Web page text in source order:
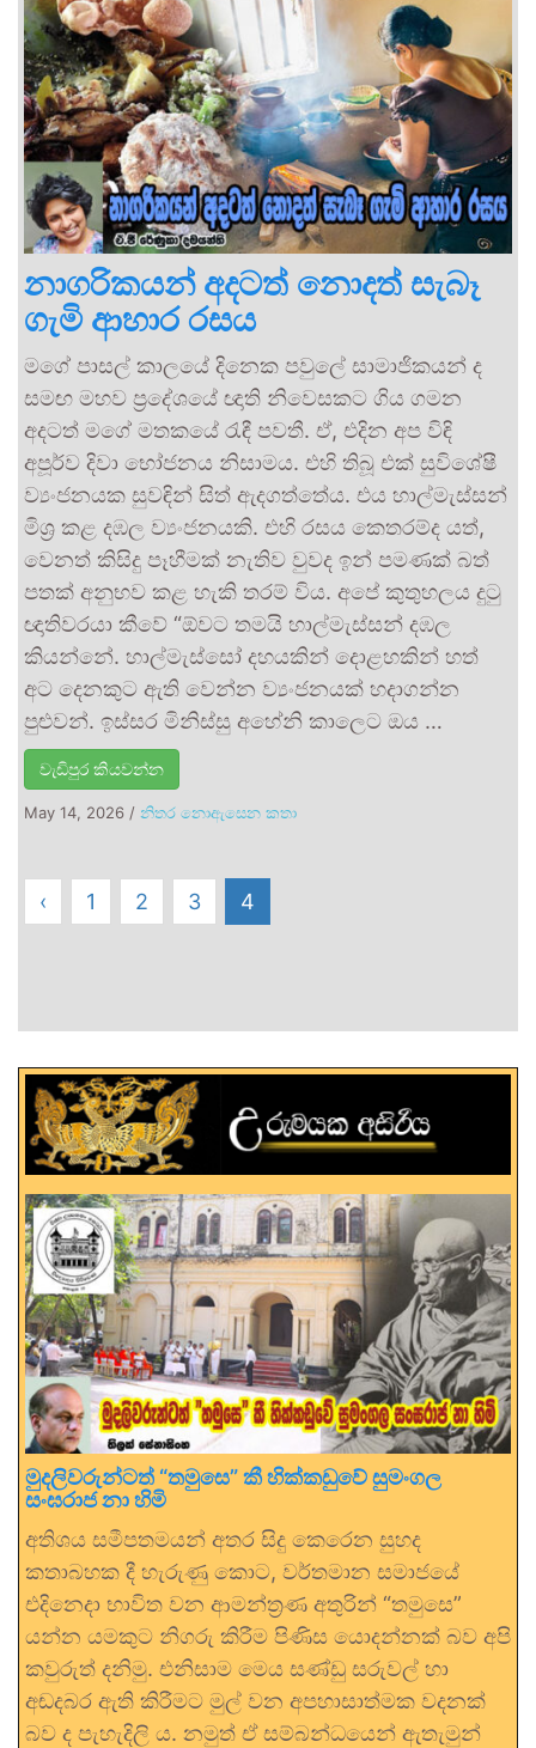
නාගරිකයන් අදටත් නොදත් සැබෑ
ගැමි ආහාර රසය
මගේ පාසල් කාලයේ දිනෙක පවුලේ සාමාජිකයන් ද
සමඟ මහව ප්‍රදේශයේ ඥාති නිවෙසකට ගිය ගමන
අදටත් මගේ මතකයේ රැඳී පවතී. ඒ, එදින අප විඳි
අපූර්ව දිවා භෝජනය නිසාමය. එහි තිබූ එක් සුවිශේෂී
ව්‍යංජනයක සුවඳින් සිත් ඇදගත්තේය. එය හාල්මැස්සන්
මිශ්‍ර කළ දඹල ව්‍යංජනයකි. එහි රසය කෙතරම්ද යත්,
වෙනත් කිසිදු පෑහීමක් නැතිව වුවද ඉන් පමණක් බත්
පතක් අනුභව කළ හැකි තරම් විය. අපේ කුතුහලය දුටු
ඥාතිවරයා කීවේ “ඕවට තමයි හාල්මැස්සන් දඹල
කියන්නේ. හාල්මැස්සෝ දහයකින් දොළහකින් හත්
අට දෙනකුට ඇති වෙන්න ව්‍යංජනයක් හදාගන්න
පුළුවන්. ඉස්සර මිනිස්සු අහේනි කාලෙට ඔය …
වැඩිපුර කියවන්න
May 14, 2026 / නිතර නොඇසෙන කතා
‹ 1 2 3 4
මුදලිවරුන්ටත් “තමුසෙ” කී හික්කඩුවේ සුමංගල
සංඝරාජ නා හිමි
අතිශය සමීපතමයන් අතර සිදු කෙරෙන සුහද
කතාබහක දී හැරුණු කොට, වර්තමාන සමාජයේ
එදිනෙදා භාවිත වන ආමන්ත්‍රණ අතුරින් “තමුසෙ”
යන්න යමකුට නිගරු කිරීම පිණිස යොදන්නක් බව අපි
කවුරුත් දනිමු. එනිසාම මෙය සණ්ඩු සරුවල් හා
අඬදබර ඇති කිරීමට මුල් වන අපහාසාත්මක වදනක්
බව ද පැහැදිලි ය. නමුත් ඒ සම්බන්ධයෙන් ඇතැමුන්